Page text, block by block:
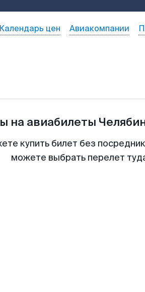
Календарь цен Авиакомпании
на авиабилеты
купить билет без
можете выбрать перелет